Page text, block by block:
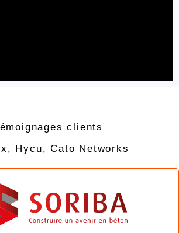
clients
Hycu, Cato Networks